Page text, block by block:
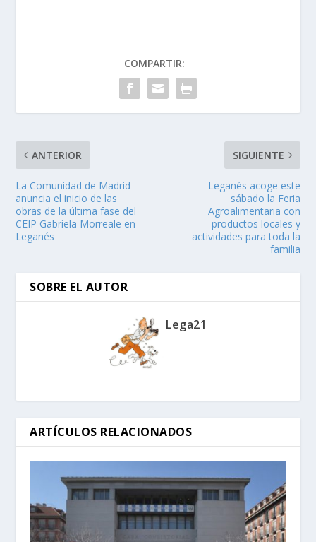
COMPARTIR:
ANTERIOR
La Comunidad de Madrid
anuncia el inicio de las
obras de la última fase del
CEIP Gabriela Morreale en
Leganés
SIGUIENTE
Leganés acoge este
sábado la Feria
Agroalimentaria con
productos locales y
actividades para toda la
familia
SOBRE EL AUTOR
Lega21
ARTÍCULOS RELACIONADOS